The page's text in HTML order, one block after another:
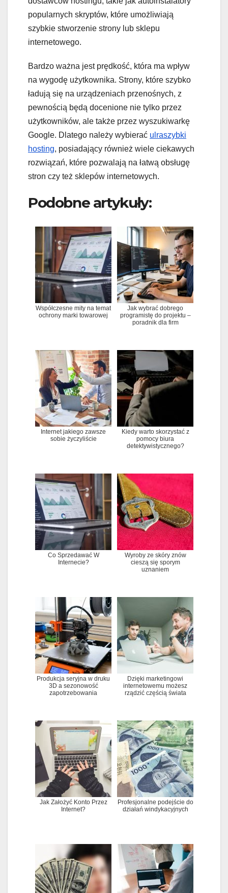
popularnych skryptów, które umożliwiają
szybkie stworzenie strony lub sklepu
internetowego.
Bardzo ważna jest prędkość, która ma wpływ
na wygodę użytkownika. Strony, które szybko
ładują się na urządzeniach przenośnych, z
pewnością będą docenione nie tylko przez
użytkowników, ale także przez wyszukiwarkę
Google. Dlatego należy wybierać ulraszybki
hosting, posiadający również wiele ciekawych
rozwiązań, które pozwalają na łatwą obsługę
stron czy też sklepów internetowych.
Podobne artykuły:
Współczesne mity na temat
ochrony marki towarowej
Jak wybrać dobrego
programistę do projektu –
poradnik dla firm
Internet jakiego zawsze
sobie życzyliście
Kiedy warto skorzystać z
pomocy biura
detektywistycznego?
Co Sprzedawać W
Internecie?
Wyroby ze skóry znów
cieszą się sporym
uznaniem
Produkcja seryjna w druku
3D a sezonowość
zapotrzebowania
Dzięki marketingowi
internetowemu możesz
rządzić częścią świata
Jak Założyć Konto Przez
Internet?
Profesjonalne podejście do
działań windykacyjnych